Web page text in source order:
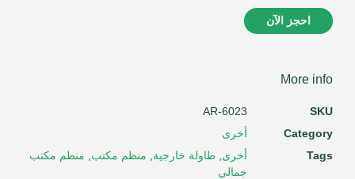
احجز الآن
More info
SKU
AR-6023
Category
أخرى
Tags
أخرى طاولة خارجية منظم مكتب
منظم مكتب
جمالي